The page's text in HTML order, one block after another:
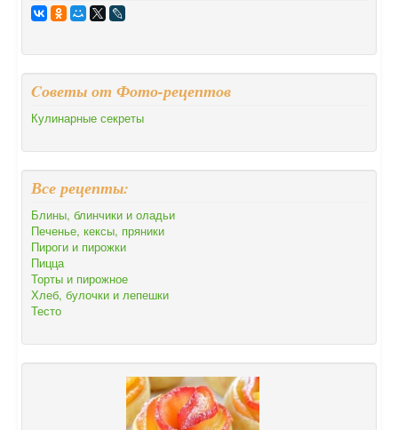
Cоветы от Фото-рецептов
Кулинарные секреты
Все рецепты:
Блины, блинчики и оладьи
Печенье, кексы, пряники
Пироги и пирожки
Пицца
Торты и пирожное
Хлеб, булочки и лепешки
Тесто